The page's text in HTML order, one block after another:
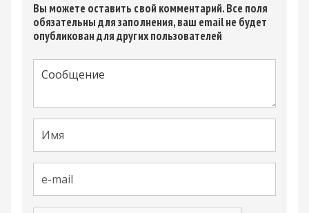
Вы можете оставить свой комментарий. Все поля
обязательны для заполнения, ваш email не будет
опубликован для других пользователей